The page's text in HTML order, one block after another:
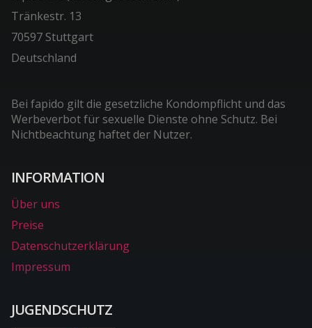
Tränkestr. 13
70597 Stuttgart
Deutschland
Bei fapido gilt die gesetzliche Kondompflicht und das
Werbeverbot für sexuelle Dienste ohne Schutz. Bei
Nichtbeachtung haftet der Nutzer.
INFORMATION
Über uns
Preise
Datenschutzerklärung
Impressum
JUGENDSCHUTZ